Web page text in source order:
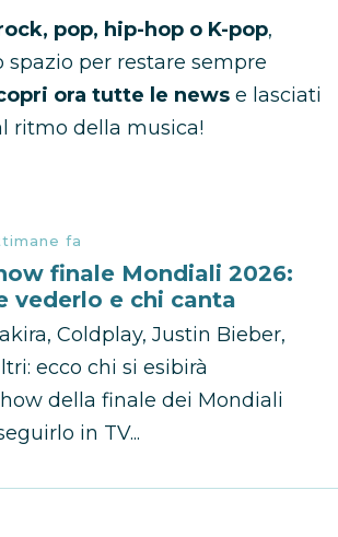
pop, hip-hop o K-pop,
spazio per restare sempre
ora tutte le news e lasciati
ritmo della musica!
fa
finale Mondiali 2026:
vederlo e chi canta
Coldplay, Justin Bieber,
ecco chi si esibirà
della finale dei Mondiali
in TV...